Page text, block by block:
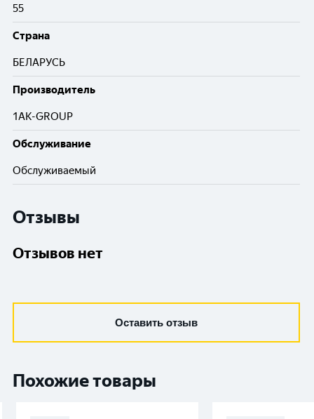
55
Cтрана
БЕЛАРУСЬ
Производитель
1AK-GROUP
Обслуживание
Обслуживаемый
Отзывы
Отзывов нет
Оставить отзыв
Похожие товары